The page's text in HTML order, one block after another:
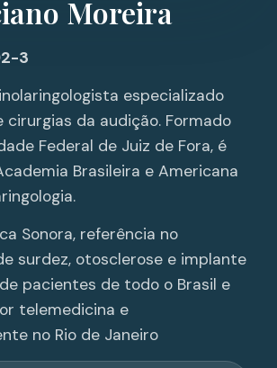
Moreira
3
especializado
cirurgias da audição. Formado
Federal de Juiz de Fora, é
Brasileira e Americana
Sonora, referência no
surdez, otosclerose e implante
pacientes de todo o Brasil e
telemedicina e
no Rio de Janeiro